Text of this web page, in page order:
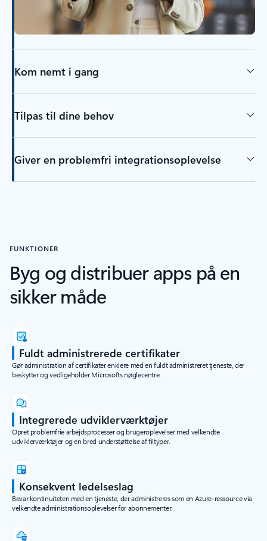
Kom nemt i gang
Tilpas til dine behov
Giver en problemfri integrationsoplevelse
FUNKTIONER
Byg og distribuer apps på en
sikker måde
Fuldt administrerede certifikater
Gør administration af certifikater enklere med en fuldt administreret tjeneste, der
beskytter og vedligeholder Microsofts nøglecentre.
Integrerede udviklerværktøjer
Opret problemfrie arbejdsprocesser og brugeroplevelser med velkendte
udviklerværktøjer og en bred understøttelse af filtyper.
Konsekvent ledelseslag
Bevar kontinuiteten med en tjeneste, der administreres som en Azure-ressource via
velkendte administrationsoplevelser for abonnementer.